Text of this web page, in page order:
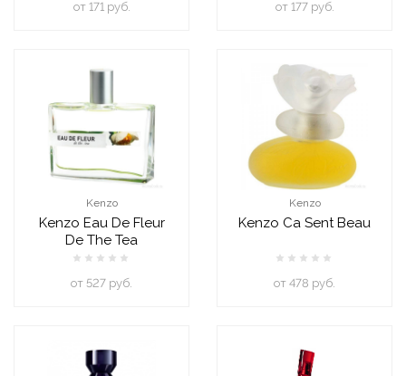
oт 171 руб. oт 177 руб.
Kenzo
Kenzo Eau De Fleur
De The Tea
oт 527 руб.
Kenzo
Kenzo Ca Sent Beau
oт 478 руб.